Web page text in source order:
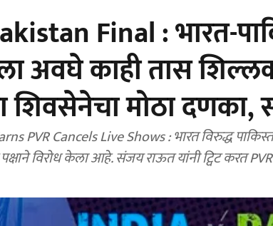
Final : भारत-
अवघे काही तास
शिवसेनेचा मोठा दणका,
PVR Cancels Live Shows : भारत विरुद्ध
विरोध केला आहे. संजय राऊत यांनी ट्विट करत